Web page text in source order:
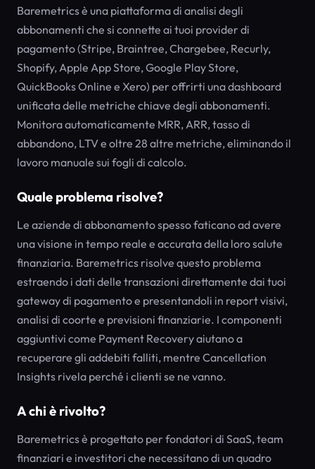
Baremetrics è una piattaforma di analisi degli
abbonamenti che si connette ai tuoi provider di
pagamento (Stripe, Braintree, Chargebee, Recurly,
Shopify, Apple App Store, Google Play Store,
QuickBooks Online e Xero) per offrirti una dashboard
unificata delle metriche chiave degli abbonamenti.
Monitora automaticamente MRR, ARR, tasso di
abbandono, LTV e oltre 28 altre metriche, eliminando il
lavoro manuale sui fogli di calcolo.
Quale problema risolve?
Le aziende di abbonamento spesso faticano ad avere
una visione in tempo reale e accurata della loro salute
finanziaria. Baremetrics risolve questo problema
estraendo i dati delle transazioni direttamente dai tuoi
gateway di pagamento e presentandoli in report visivi,
analisi di coorte e previsioni finanziarie. I componenti
aggiuntivi come Payment Recovery aiutano a
recuperare gli addebiti falliti, mentre Cancellation
Insights rivela perché i clienti se ne vanno.
A chi è rivolto?
Baremetrics è progettato per fondatori di SaaS, team
finanziari e investitori che necessitano di un quadro